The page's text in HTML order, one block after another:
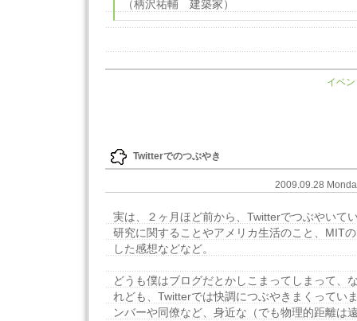
（柄沢祐輔 建築家）
イベ
Twitterでのつぶやき
2009.09.28
実は、２ヶ月ほど前から、Twitterでつぶやいて
研究に関することやアメリカ生活のこと、MIT
した感想などなど。
どうも僕はブログだとかしこまってしまって、
れども、Twitterでは快調につぶやきまくってい
ンバーや同僚など、身近な（でも物理的距離は